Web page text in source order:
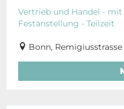
Vertrieb und Handel -
Festanstellung - Teilzeit
Bonn,